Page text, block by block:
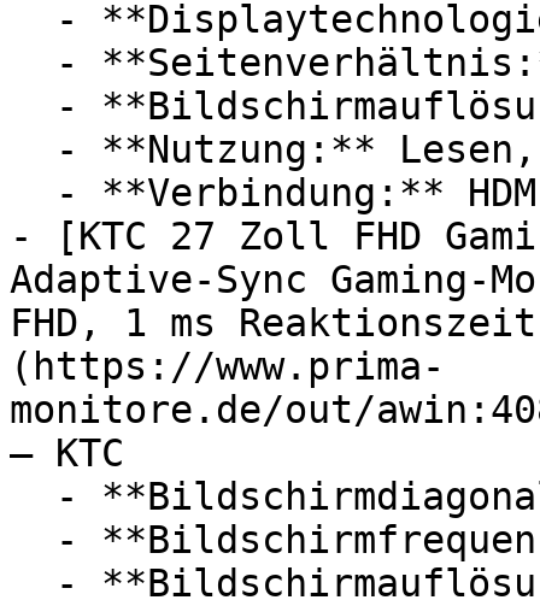
- [KTC 27 Zoll FHD
Adaptive-Sync Gaming-
FHD, 1 ms
(https://www.prima-
monitore.de/out/
— KTC